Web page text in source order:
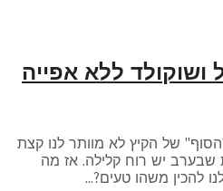
ללא אפייה
של הקיץ לא מוותר לנו קצת
יש רוח קלילה. אז מה
משהו טעים?...